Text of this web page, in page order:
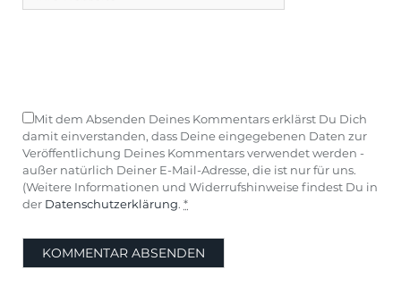
Mit dem Absenden Deines Kommentars erklärst Du Dich
damit einverstanden, dass Deine eingegebenen Daten zur
Veröffentlichung Deines Kommentars verwendet werden -
außer natürlich Deiner E-Mail-Adresse, die ist nur für uns.
(Weitere Informationen und Widerrufshinweise findest Du in
der Datenschutzerklärung. *